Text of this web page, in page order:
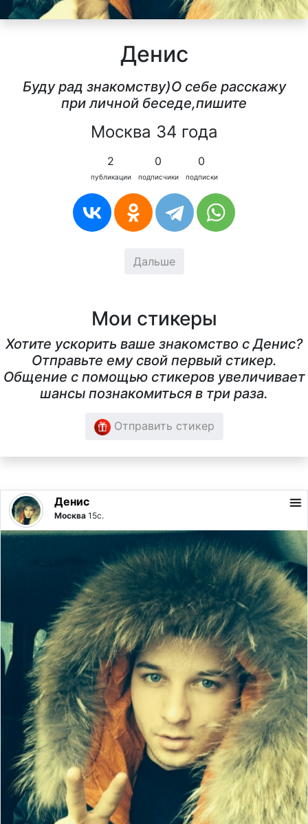
Денис
Буду рад знакомству)О себе расскажу
при личной беседе,пишите
Москва 34 года
2
публикации
0
подписчики
0
подписки
Дальше
Мои стикеры
Хотите ускорить ваше знакомство с Денис?
Отправьте ему свой первый стикер.
Общение с помощью стикеров увеличивает
шансы познакомиться в три раза.
Отправить стикер
Денис
Москва 15с.